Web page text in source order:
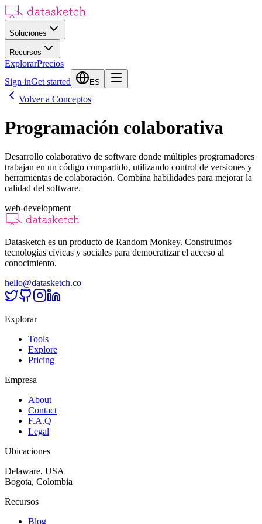
Soluciones
Recursos
ExplorarPrecios
Sign inGet started ES
Volver a Conceptos
Programación colaborativa
Desarrollo colaborativo de software donde múltiples programadores
trabajan en un código compartido, utilizando control de versiones y
herramientas de colaboración. Combina habilidades para mejorar la
calidad del software.
web-development
Datasketch es un producto de Random Monkey. Construimos
tecnologías cívicas y sociales para democratizar el acceso al
conocimiento.
hello@datasketch.co
Explorar
Tools
Explore
Pricing
Empresa
About
Contact
F.A.Q
Legal
Ubicaciones
Delaware, USA
Bogota, Colombia
Recursos
Blog